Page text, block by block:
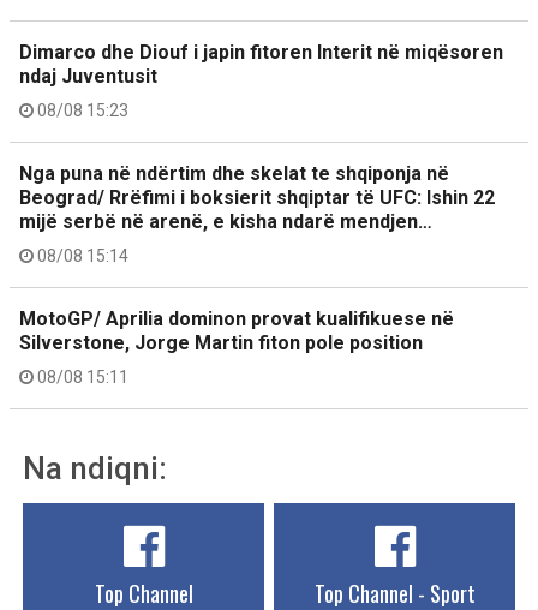
Dimarco dhe Diouf i japin fitoren Interit në miqësoren
ndaj Juventusit
08/08 15:23
Nga puna në ndërtim dhe skelat te shqiponja në
Beograd/ Rrëfimi i boksierit shqiptar të UFC: Ishin 22
mijë serbë në arenë, e kisha ndarë mendjen…
08/08 15:14
MotoGP/ Aprilia dominon provat kualifikuese në
Silverstone, Jorge Martin fiton pole position
08/08 15:11
Na ndiqni:
Top Channel Top Channel - Sport